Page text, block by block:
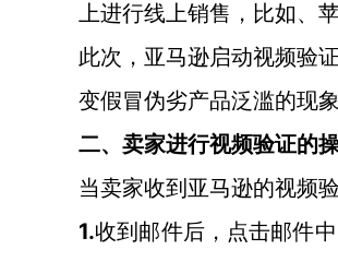
上进行线上销售，比如、
此次，亚马逊启动视频验
变假冒伪劣产品泛滥的现象
二、卖家进行视频验证的
当卖家收到亚马逊的视频
1.收到邮件后，点击邮件